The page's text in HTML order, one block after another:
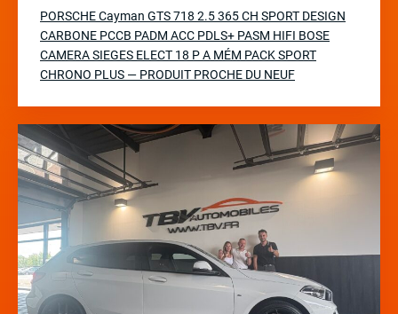
PORSCHE Cayman GTS 718 2.5 365 CH SPORT DESIGN
CARBONE PCCB PADM ACC PDLS+ PASM HIFI BOSE
CAMERA SIEGES ELECT 18 P A MÉM PACK SPORT
CHRONO PLUS — PRODUIT PROCHE DU NEUF